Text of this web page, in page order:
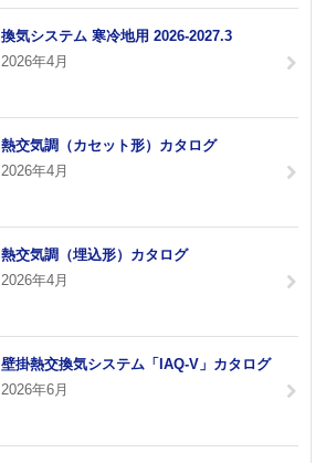
換気システム 寒冷地用 2026-2027.3
2026年4月
熱交気調（カセット形）カタログ
2026年4月
熱交気調（埋込形）カタログ
2026年4月
壁掛熱交換気システム「IAQ-V」カタログ
2026年6月